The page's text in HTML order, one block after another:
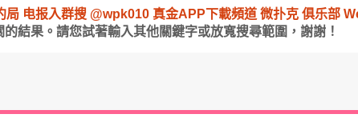
电报入群搜 @wpk010 真金APP下載頻道 微扑克 俱乐部
結果。請您試著輸入其他關鍵字或放寬搜尋範圍，謝謝！